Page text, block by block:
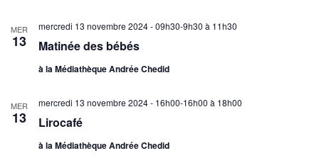
MER
13 Matinée des bébés
mercredi 13 novembre 2024 - 09h30-9h30 à 11h30
à la Médiathèque Andrée Chedid
MER
13 Lirocafé
mercredi 13 novembre 2024 - 16h00-16h00 à 18h00
à la Médiathèque Andrée Chedid